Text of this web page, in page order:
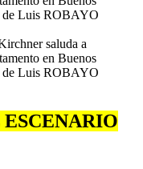
saluda a
en Buenos
de Luis ROBAYO